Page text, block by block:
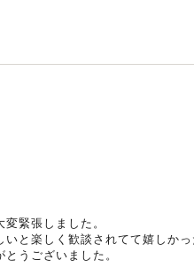
緊張しました。
と楽しく歓談されてて嬉しか
うございました。